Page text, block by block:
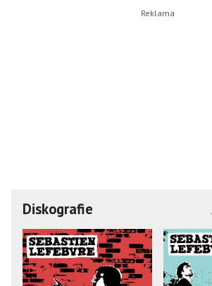
Diskografie